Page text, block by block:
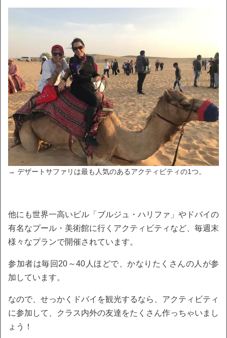
→ デザートサファリは最も人気のあるアクティビティの1つ。
他にも世界一高いビル「ブルジュ・ハリファ」やドバイの
有名なプール・美術館に行くアクティビティなど、毎週末
様々なプランで開催されています。
参加者は毎回20～40人ほどで、かなりたくさんの人が参
加しています。
なので、せっかくドバイを観光するなら、アクティビティ
に参加して、クラス内外の友達をたくさん作っちゃいまし
ょう！